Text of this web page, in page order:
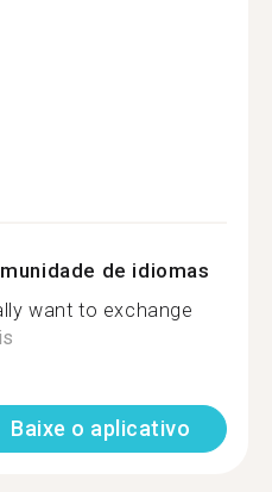
de idiomas
want to exchange
Baixe o aplicativo